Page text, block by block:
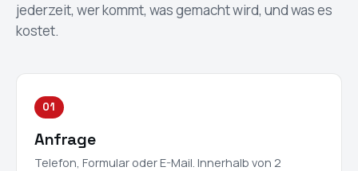
jederzeit, wer kommt, was gemacht wird, und was es
kostet.
01
Anfrage
Telefon, Formular oder E-Mail. Innerhalb von 2